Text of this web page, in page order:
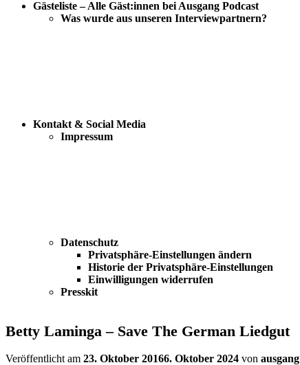
Gästeliste – Alle Gäst:innen bei Ausgang Podcast
Was wurde aus unseren Interviewpartnern?
Kontakt & Social Media
Impressum
Datenschutz
Privatsphäre-Einstellungen ändern
Historie der Privatsphäre-Einstellungen
Einwilligungen widerrufen
Presskit
Betty Laminga – Save The German Liedgut
Veröffentlicht am 23. Oktober 20166. Oktober 2024 von ausgang